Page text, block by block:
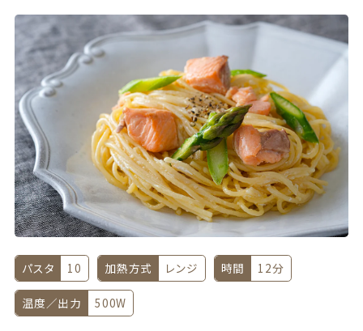
パスタ 10 加熱方式 レンジ 時間 12分
温度／出力 500W